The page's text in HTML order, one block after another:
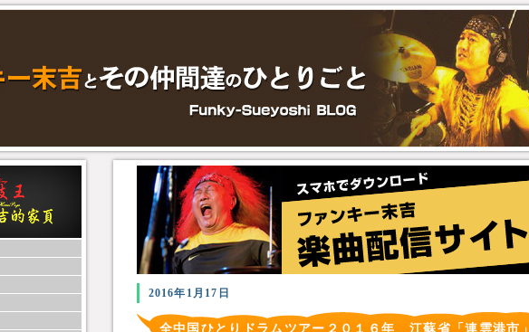
2016年1月17日
全中国ひとりドラムツアー２０１６年 江蘇省「連雲港市」